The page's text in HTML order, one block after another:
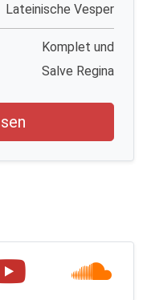
Lateinische Vesper
Komplet und
Salve Regina